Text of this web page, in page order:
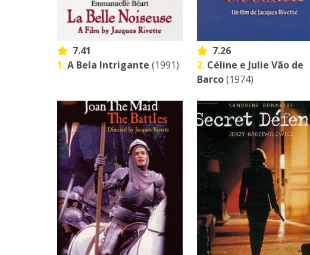
7.41
1.A Bela Intrigante (1991)
7.26
2. Céline e Julie Vão de
Barco(1974)